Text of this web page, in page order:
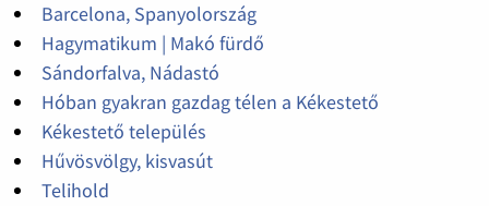
Barcelona, Spanyolország
Hagymatikum | Makó fürdő
Sándorfalva, Nádastó
Hóban gyakran gazdag télen a Kékestető
Kékestető település
Hűvösvölgy, kisvasút
Telihold